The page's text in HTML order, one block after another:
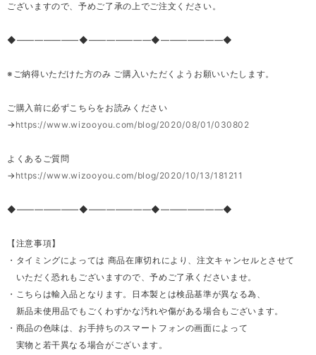
ございますので、予めご了承の上でご注文ください。
◆―――――――◆―――――――◆―――――――◆
※ご納得いただけた方のみ ご購入いただくようお願いいたします。
ご購入前に必ずこちらをお読みください
→ https://www.wizooyou.com/blog/2020/08/01/030802
よくあるご質問
→ https://www.wizooyou.com/blog/2020/10/13/181211
◆―――――――◆―――――――◆―――――――◆
【注意事項】
・タイミングによっては 商品在庫切れにより、注文キャンセルとさせて
いただく恐れもございますので、予めご了承くださいませ。
・こちらは輸入品となります。日本製とは検品基準が異なる為、
新品未使用品でもごくわずかな汚れや傷がある場合もございます。
・商品の色味は、お手持ちのスマートフォンの画面によって
実物と若干異なる場合がございます。